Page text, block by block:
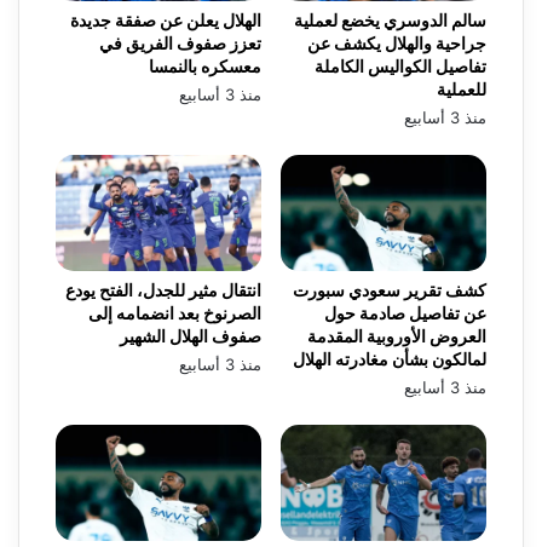
الهلال يعلن عن صفقة جديدة
تعزز صفوف الفريق في
معسكره بالنمسا
منذ 3 أسابيع
سالم الدوسري يخضع لعملية
جراحية والهلال يكشف عن
تفاصيل الكواليس الكاملة
للعملية
منذ 3 أسابيع
انتقال مثير للجدل، الفتح يودع
الصرنوخ بعد انضمامه إلى
صفوف الهلال الشهير
منذ 3 أسابيع
كشف تقرير سعودي سبورت
عن تفاصيل صادمة حول
العروض الأوروبية المقدمة
لمالكون بشأن مغادرته الهلال
منذ 3 أسابيع